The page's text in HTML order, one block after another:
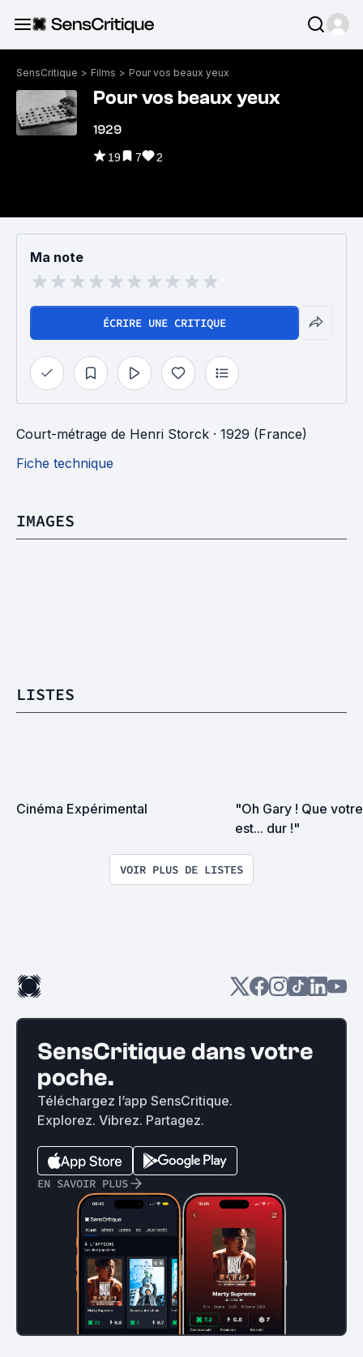
SensCritique > Films > Pour vos beaux yeux
Pour vos beaux yeux
1929
19 7 2
Ma note
ÉCRIRE UNE CRITIQUE
Court-métrage de Henri Storck · 1929 (France)
Fiche technique
IMAGES
LISTES
Cinéma Expérimental
"Oh Gary ! Que
est... dur !"
VOIR PLUS DE LISTES
SensCritique dans votre
poche.
Téléchargez l’app SensCritique.
Explorez. Vibrez. Partagez.
EN SAVOIR PLUS